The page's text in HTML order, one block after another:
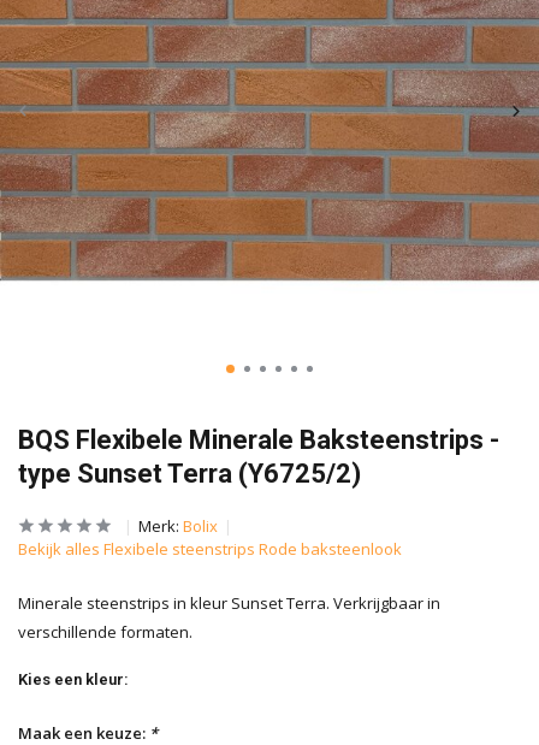
BQS Flexibele Minerale Baksteenstrips -
type Sunset Terra (Y6725/2)
Merk: Bolix
Bekijk alles Flexibele steenstrips Rode baksteenlook
Minerale steenstrips in kleur Sunset Terra. Verkrijgbaar in
verschillende formaten.
Kies een kleur:
Maak een keuze: *